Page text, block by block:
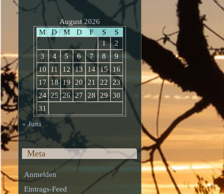
August 2026
M
D M D F S
S
1
2
3
4 5 6 7 8
9
10
11 12 13 14 15
16
17
18 19 20 21 22
23
24 25 26 27 28 29
30
31
« Juni
Meta
Anmelden
Eintrags-Feed